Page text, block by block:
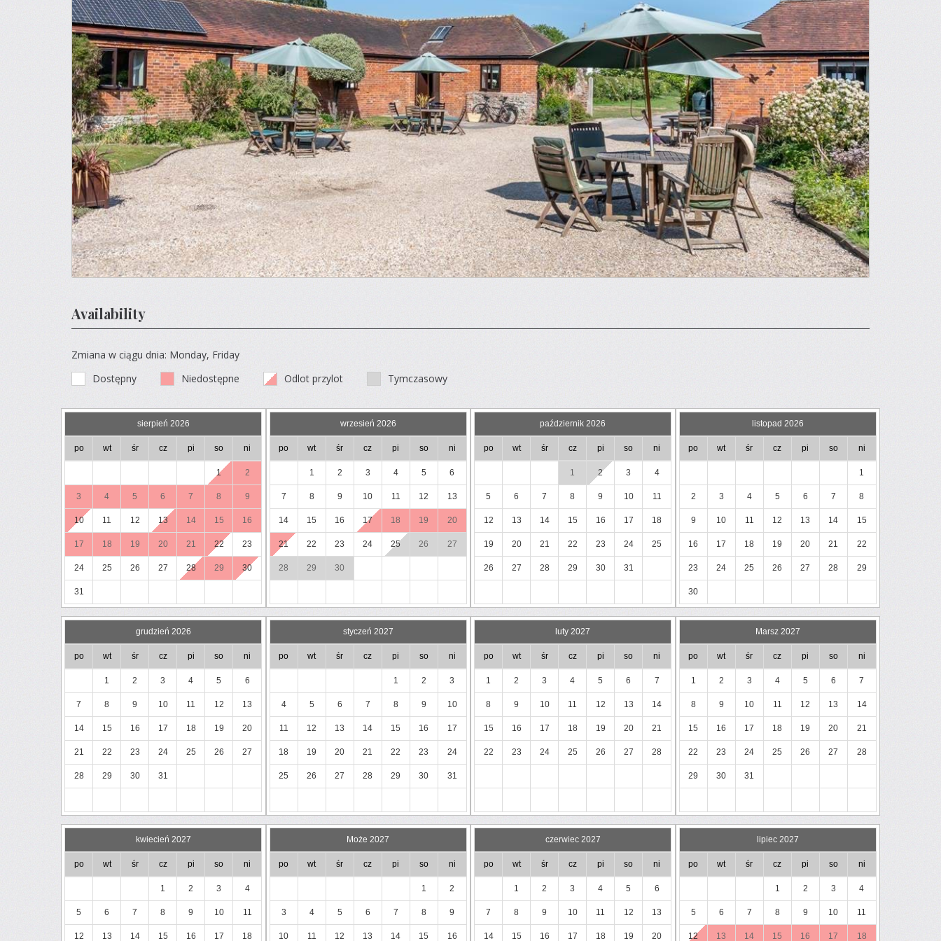
Availability
Zmiana w ciągu dnia: Monday, Friday
Dostępny
Niedostępne Odlot przylot Tymczasowy
sierpień 2026
po wt śr cz pi so ni
1 2
3 4 5 6 7 8 9
10 11 12 13 14 15 16
17 18 19 20 21 22 23
24 25 26 27 28 29 30
31
wrzesień 2026
po wt śr cz pi so ni
1 2 3 4 5 6
7 8 9 10 11 12 13
14 15 16 17 18 19 20
21 22 23 24 25 26 27
28 29 30
październik 2026
po wt śr cz pi so ni
1 2 3 4
5 6 7 8 9 10 11
12 13 14 15 16 17 18
19 20 21 22 23 24 25
26 27 28 29 30 31
listopad 2026
po wt śr cz pi so ni
1
2 3 4 5 6 7 8
9 10 11 12 13 14 15
16 17 18 19 20 21 22
23 24 25 26 27 28 29
30
grudzień 2026
po wt śr cz pi so ni
1 2 3 4 5 6
7 8 9 10 11 12 13
14 15 16 17 18 19 20
21 22 23 24 25 26 27
28 29 30 31
styczeń 2027
po wt śr cz pi so ni
1 2 3
4 5 6 7 8 9 10
11 12 13 14 15 16 17
18 19 20 21 22 23 24
25 26 27 28 29 30 31
luty 2027
po wt śr cz pi so ni
1 2 3 4 5 6 7
8 9 10 11 12 13 14
15 16 17 18 19 20 21
22 23 24 25 26 27 28
Marsz 2027
po wt śr cz pi so ni
1 2 3 4 5 6 7
8 9 10 11 12 13 14
15 16 17 18 19 20 21
22 23 24 25 26 27 28
29 30 31
kwiecień 2027
po wt śr cz pi so ni
1 2 3 4
5 6 7 8 9 10 11
12 13 14 15 16 17 18
Może 2027
po wt śr cz pi so ni
1 2
3 4 5 6 7 8 9
10 11 12 13 14 15 16
czerwiec 2027
po wt śr cz pi so ni
1 2 3 4 5 6
7 8 9 10 11 12 13
14 15 16 17 18 19 20
lipiec 2027
po wt śr cz pi so ni
1 2 3 4
5 6 7 8 9 10 11
12 13 14 15 16 17 18